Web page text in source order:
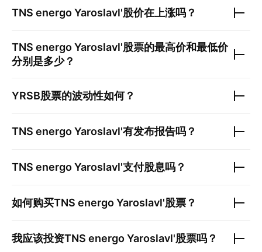
TNS energo Yaroslavl'股价在上涨吗？
TNS energo Yaroslavl'股票的最高价和最低价
分别是多少？
YRSB股票的波动性如何？
TNS energo Yaroslavl'有发布报告吗？
TNS energo Yaroslavl'支付股息吗？
如何购买TNS energo Yaroslavl'股票？
我应该投资TNS energo Yaroslavl'股票吗？